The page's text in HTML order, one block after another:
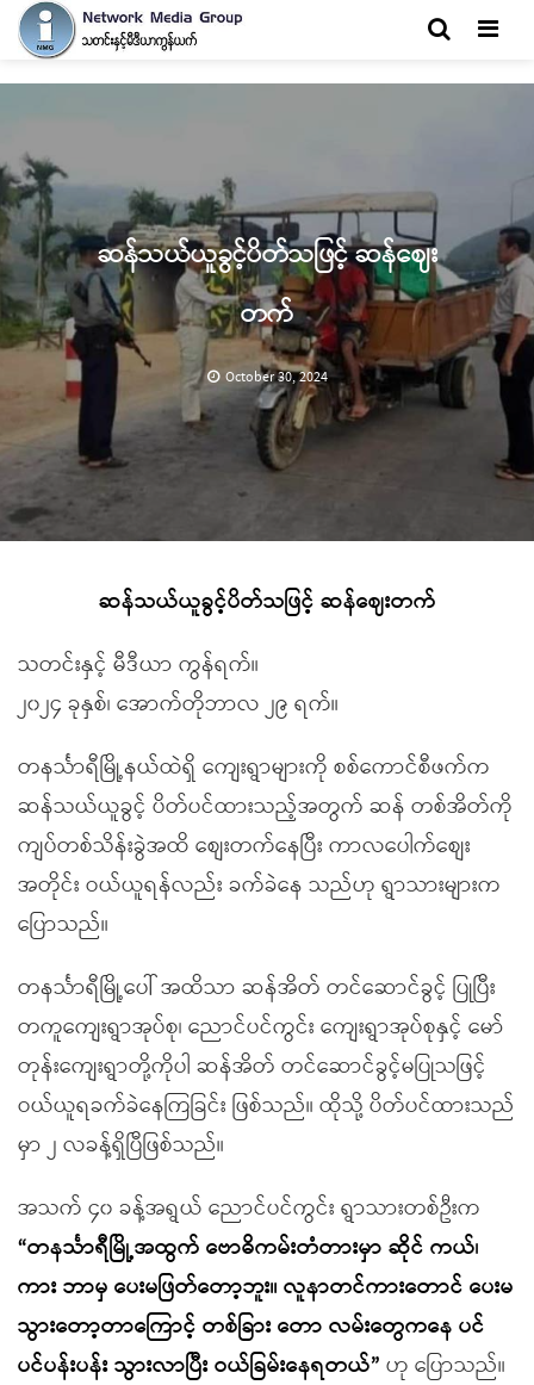
ဆန်သယ်ယူခွင့်ပိတ်သဖြင့် ဆန်ဈေး
တက်
October 30, 2024
ဆန်သယ်ယူခွင့်ပိတ်သဖြင့် ဆန်ဈေးတက်
သတင်းနှင့် မီဒီယာ ကွန်ရက်။
၂၀၂၄ ခုနှစ်၊ အောက်တိုဘာလ ၂၉ ရက်။
တနင်္သာရီမြို့နယ်ထဲရှိ ကျေးရွာများကို စစ်ကောင်စီဖက်က
ဆန်သယ်ယူခွင့် ပိတ်ပင်ထားသည့်အတွက် ဆန် တစ်အိတ်ကို
ကျပ်တစ်သိန်းခွဲအထိ စျေးတက်နေပြီး ကာလပေါက်စျေး
အတိုင်း ဝယ်ယူရန်လည်း ခက်ခဲနေ သည်ဟု ရွာသားများက
ပြောသည်။
တနင်္သာရီမြို့ပေါ် အထိသာ ဆန်အိတ် တင်ဆောင်ခွင့် ပြုပြီး
တကူကျေးရွာအုပ်စု၊ ညောင်ပင်ကွင်း ကျေးရွာအုပ်စုနှင့် မော်
တုန်းကျေးရွာတို့ကိုပါ ဆန်အိတ် တင်ဆောင်ခွင့်မပြုသဖြင့်
ဝယ်ယူရခက်ခဲနေကြခြင်း ဖြစ်သည်။ ထိုသို့ ပိတ်ပင်ထားသည်
မှာ ၂ လခန့်ရှိပြီဖြစ်သည်။
အသက် ၄၀ ခန့်အရွယ် ညောင်ပင်ကွင်း ရွာသားတစ်ဦးက
“တနင်္သာရီမြို့အထွက် ဗောဓိကမ်းတံတားမှာ ဆိုင် ကယ်၊
ကား ဘာမှ ပေးမဖြတ်တော့ဘူး။ လူနာတင်ကားတောင် ပေးမ
သွားတော့တာကြောင့် တစ်ခြား တော လမ်းတွေကနေ ပင်
ပင်ပန်းပန်း သွားလာပြီး ဝယ်ခြမ်းနေရတယ်” ဟု ပြောသည်။